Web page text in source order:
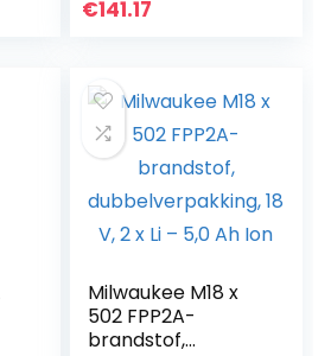
continu gebruik |
omwentelingen/mi
nuut’.
€141.17
Milwaukee M18 x
502 FPP2A-
brandstof,